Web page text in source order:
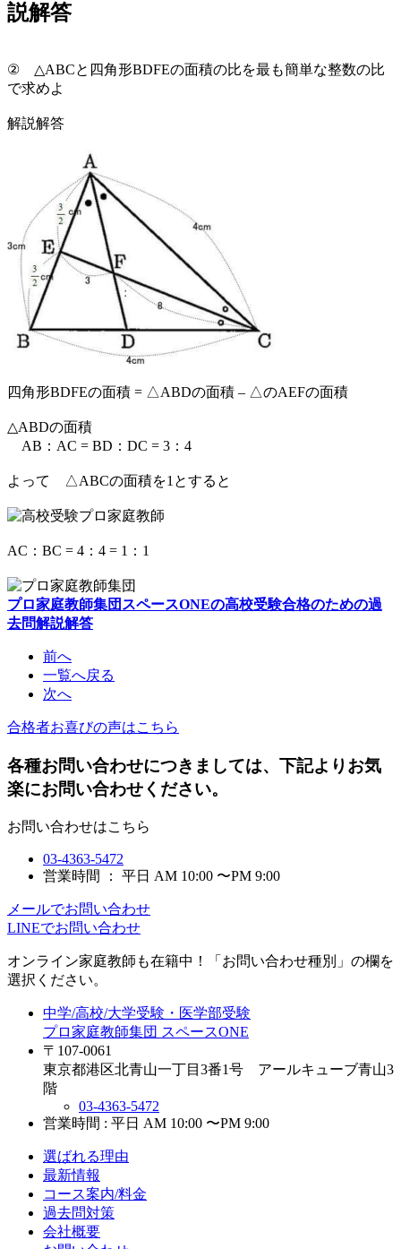
説解答
② △ABCと四角形BDFEの面積の比を最も簡単な整数の比
で求めよ
解説解答
四角形BDFEの面積 = △ABDの面積 – △のAEFの面積
△ABDの面積
AB：AC = BD：DC = 3：4
よって △ABCの面積を1とすると
AC：BC = 4：4 = 1：1
プロ家庭教師集団スペースONEの高校受験合格のための過
去問解説解答
前へ
一覧へ戻る
次へ
合格者お喜びの声はこちら
各種お問い合わせにつきましては、下記よりお気
楽にお問い合わせください。
お問い合わせはこちら
03-4363-5472
営業時間 ： 平日 AM 10:00 〜PM 9:00
メールでお問い合わせ
LINEでお問い合わせ
オンライン家庭教師 も在籍中！「お問い合わせ種別」の欄を
選択ください。
中学/高校/大学受験・医学部受験
プロ家庭教師集団 スペースONE
〒107-0061
東京都港区北青山一丁目3番1号 アールキューブ青山3
階
03-4363-5472
営業時間 : 平日 AM 10:00 〜PM 9:00
選ばれる理由
最新情報
コース案内/料金
過去問対策
会社概要